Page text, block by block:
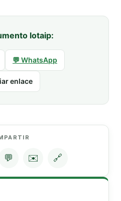
lotaip:
💬 WhatsApp
enlace
💬 ✉️ 🔗